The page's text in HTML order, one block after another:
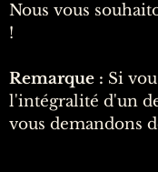
Nous vous
!
Remarque : Si
l'intégralité d'un
vous demandons